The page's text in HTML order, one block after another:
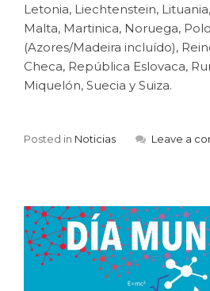
Letonia, Liechtenstein,
Malta, Martinica, Noruega,
(Azores/Madeira incluído),
Checa, República Eslovaca,
Miquelón, Suecia y Suiza.
Posted in Noticias Leave a